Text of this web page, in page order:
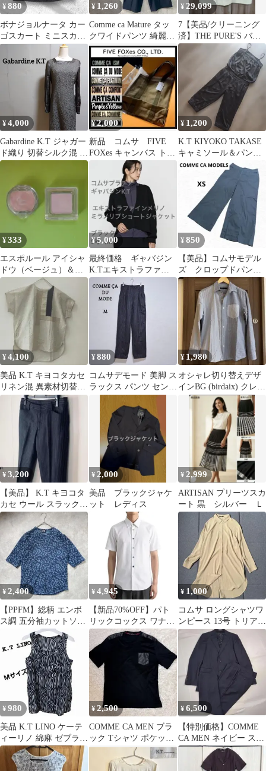
¥880
ボナジョルナータ カー
ゴスカート ミニスカー
ト ブラック M 黒 ワー
ク 可愛い
¥ 1,260
Comme ca Mature タッ
クワイドパンツ 綺麗め
オフィスカジュアル
¥ 29,099
7【美品/クリーニング
済】THE PURE'S バブ
リースーツ 昭和レトロ
¥4,000
Gabardine K.T ジャガー
ド織り 切替シルク混 ワ
ンピース ドレス サイズ
¥2,000
新品 コムサ FIVE
FOXes キャンバス トー
トバッグ カーキ エコ
¥ 1,200
K.T KIYOKO TAKASE
キャミソール＆パンツ
セットアップ 9
¥333
エスポルール アイシャ
ドウ（ベージュ）＆
TMHアイカラー
（LPK）
¥5,000
最終価格 ギャバジン
K.Tエキストラファイ
ンメリノミラノリブシ
ョートジャケット
¥850
【美品】コムサモデル
ズ クロップドパン
ツ アンクルパンツ
黒 XSサイズ 日本製
¥4,100
美品 K.T キヨコタカセ
リネン混 異素材切替ブ
ラウス 9号 ベージュ 麻
¥880
コムサデモード 美脚 ス
ラックス パンツ センタ
¥ 1,980
オシャレ切り替えデザ
インBG (birdaix) クレイ
ジーパターン 長袖シャ
¥3,200
【美品】 K.T キヨコタ
カセ ウール スラックス
パンツ ネイビー 11 L
¥ 2,000
美品 ブラックジャケ
ット レディス
¥ 2,999
ARTISAN プリーツスカ
ート 黒 シルバー Ｌ
¥2,400
【PPFM】総柄 エンボ
ス調 五分袖カットソー
ネイビー ブルー 日本製
Y2K
¥ 4,945
【新品70%OFF】パト
リックコックス ワナビ
ー 半袖シャツ M 日本
製 y2k
¥ 1,000
コムサ ロングシャツワ
ンピース 13号 トリアセ
テート混 比翼 ベージュ
日本製
¥ 980
美品 K.T LINO ケーテ
ィーリノ 綿麻 ゼブラ柄
タンクトップ 9号
¥2,500
COMME CA MEN ブラ
ック Tシャツ ポケット
付 異素材切替 LL
¥6,500
【特別価格】COMME
CA MEN ネイビー スト
ライプ スーツ セットア